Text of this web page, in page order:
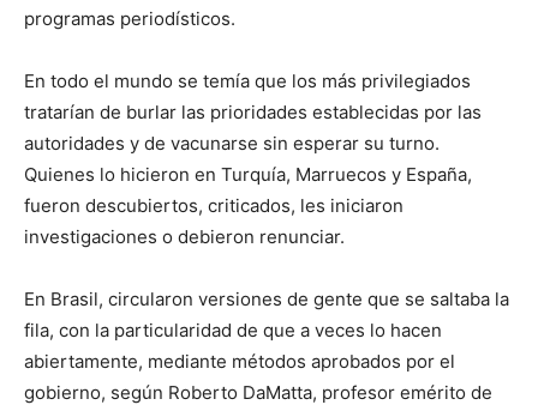
programas periodísticos.
En todo el mundo se temía que los más privilegiados
tratarían de burlar las prioridades establecidas por las
autoridades y de vacunarse sin esperar su turno.
Quienes lo hicieron en Turquía, Marruecos y España,
fueron descubiertos, criticados, les iniciaron
investigaciones o debieron renunciar.
En Brasil, circularon versiones de gente que se saltaba la
fila, con la particularidad de que a veces lo hacen
abiertamente, mediante métodos aprobados por el
gobierno, según Roberto DaMatta, profesor emérito de